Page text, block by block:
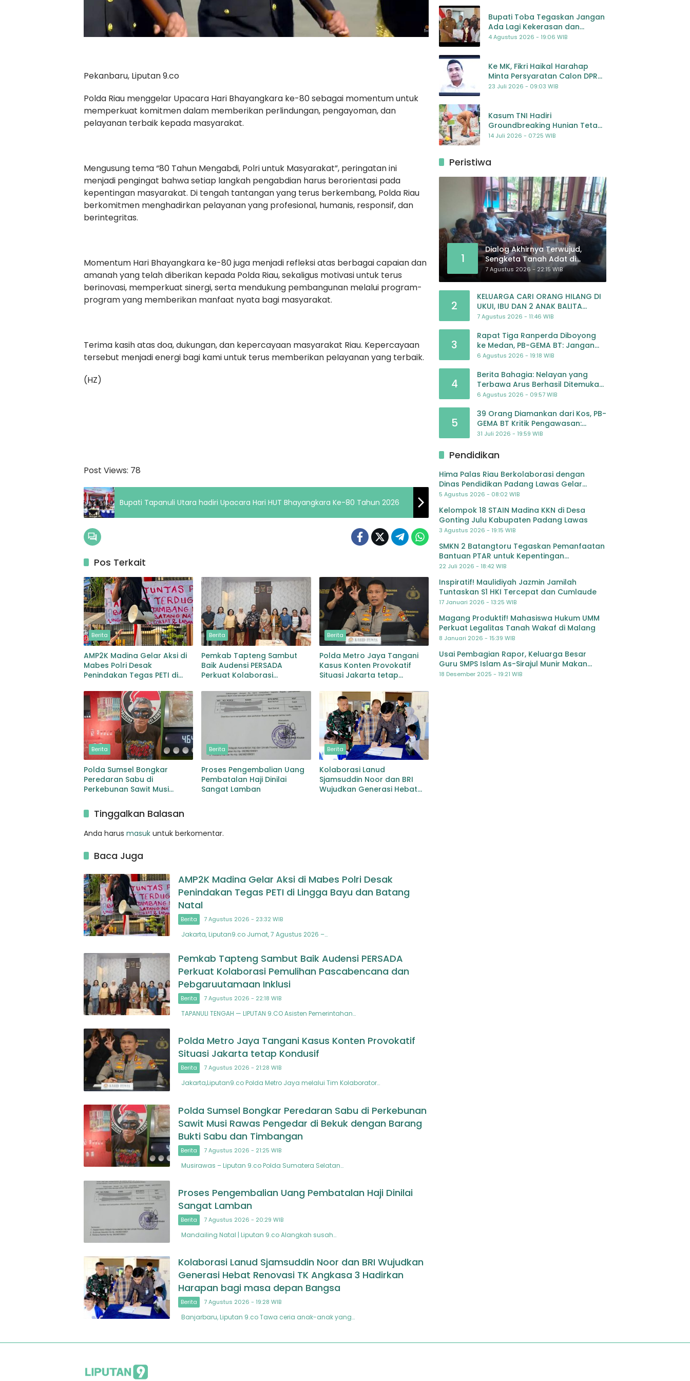
Pekanbaru, Liputan 9.co
Polda Riau menggelar Upacara Hari Bhayangkara ke-80 sebagai momentum untuk
memperkuat komitmen dalam memberikan perlindungan, pengayoman, dan
pelayanan terbaik kepada masyarakat.
Mengusung tema “80 Tahun Mengabdi, Polri untuk Masyarakat”, peringatan ini
menjadi pengingat bahwa setiap langkah pengabdian harus berorientasi pada
kepentingan masyarakat. Di tengah tantangan yang terus berkembang, Polda Riau
berkomitmen menghadirkan pelayanan yang profesional, humanis, responsif, dan
berintegritas.
Momentum Hari Bhayangkara ke-80 juga menjadi refleksi atas berbagai capaian dan
amanah yang telah diberikan kepada Polda Riau, sekaligus motivasi untuk terus
berinovasi, memperkuat sinergi, serta mendukung pembangunan melalui program-
program yang memberikan manfaat nyata bagi masyarakat.
Terima kasih atas doa, dukungan, dan kepercayaan masyarakat Riau. Kepercayaan
tersebut menjadi energi bagi kami untuk terus memberikan pelayanan yang terbaik.
(HZ)
Post Views: 78
Bupati Tapanuli Utara hadiri Upacara Hari HUT Bhayangkara Ke-80 Tahun 2026
Pos Terkait
Berita
AMP2K Madina Gelar Aksi di
Mabes Polri Desak
Penindakan Tegas PETI di
Natal
Berita
Pemkab Tapteng Sambut
Baik Audensi PERSADA
Perkuat Kolaborasi
dan Pebgaruutamaan Inklusi
Berita
Polda Metro Jaya Tangani
Kasus Konten Provokatif
Situasi Jakarta tetap
Berita
Polda Sumsel Bongkar
Peredaran Sabu di
Perkebunan Sawit Musi
dengan Barang Bukti Sabu
dan Timbangan
Berita
Proses Pengembalian Uang
Pembatalan Haji Dinilai
Sangat Lamban
Berita
Kolaborasi Lanud
Sjamsuddin Noor dan BRI
Wujudkan Generasi Hebat
Tinggalkan Balasan
Anda harus masuk untuk berkomentar.
Baca Juga
AMP2K Madina Gelar Aksi di Mabes Polri Desak
Penindakan Tegas PETI di Lingga Bayu dan Batang
Natal
Berita 7 Agustus 2026 - 23:32 WIB
Jakarta, Liputan9.co Jumat, 7 Agustus 2026 –…
Pemkab Tapteng Sambut Baik Audensi PERSADA
Perkuat Kolaborasi Pemulihan Pascabencana dan
Pebgaruutamaan Inklusi
Berita 7 Agustus 2026 - 22:18 WIB
TAPANULI TENGAH — LIPUTAN 9.CO Asisten Pemerintahan…
Polda Metro Jaya Tangani Kasus Konten Provokatif
Situasi Jakarta tetap Kondusif
Berita 7 Agustus 2026 - 21:28 WIB
Jakarta,Liputan9.co Polda Metro Jaya melalui Tim Kolaborator…
Polda Sumsel Bongkar Peredaran Sabu di Perkebunan
Sawit Musi Rawas Pengedar di Bekuk dengan Barang
Bukti Sabu dan Timbangan
Berita 7 Agustus 2026 - 21:25 WIB
Musirawas – Liputan 9.co Polda Sumatera Selatan…
Proses Pengembalian Uang Pembatalan Haji Dinilai
Sangat Lamban
Berita 7 Agustus 2026 - 20:29 WIB
Mandailing Natal | Liputan 9.co Alangkah susah…
Kolaborasi Lanud Sjamsuddin Noor dan BRI Wujudkan
Generasi Hebat Renovasi TK Angkasa 3 Hadirkan
Harapan bagi masa depan Bangsa
Berita 7 Agustus 2026 - 19:28 WIB
Banjarbaru, Liputan 9.co Tawa ceria anak-anak yang…
Bupati Toba Tegaskan Jangan
Ada Lagi Kekerasan dan
Bullying Terhadap Anak,
4 Agustus 2026 - 19:06 WIB
Ke MK, Fikri Haikal Harahap
Minta Persyaratan Calon DPR
Dilengkapi Penilaian
23 Juli 2026 - 09:03 WIB
Kasum TNI Hadiri
Groundbreaking Hunian Tetap
Pascabencana di
14 Juli 2026 - 07:25 WIB
Peristiwa
1
Dialog Akhirnya Terwujud,
Sengketa Tanah Adat di
Lingkar Proyek Strategis
Nasional Memasuki Babak
7 Agustus 2026 - 22:15 WIB
2
KELUARGA CARI ORANG HILANG DI
UKUI, IBU DAN 2 ANAK BALITA
BELUM PULANG SEJAK 20 JULI 2026
7 Agustus 2026 - 11:46 WIB
3
Rapat Tiga Ranperda Diboyong
ke Medan, PB-GEMA BT: Jangan
Jadikan APBD Ladang
6 Agustus 2026 - 19:18 WIB
4
Berita Bahagia: Nelayan yang
Terbawa Arus Berhasil Ditemukan
Dalam Keadaan Selamat
6 Agustus 2026 - 09:57 WIB
5
39 Orang Diamankan dari Kos, PB-
GEMA BT Kritik Pengawasan:
Jangan Tunggu Masyarakat
31 Juli 2026 - 19:59 WIB
Pendidikan
Hima Palas Riau Berkolaborasi dengan
Dinas Pendidikan Padang Lawas Gelar
Pelatihan OSIS SMP se-Kabupaten Padang
5 Agustus 2026 - 08:02 WIB
Kelompok 18 STAIN Madina KKN di Desa
Gonting Julu Kabupaten Padang Lawas
3 Agustus 2026 - 19:15 WIB
SMKN 2 Batangtoru Tegaskan Pemanfaatan
Bantuan PTAR untuk Kepentingan
Pendidikan
22 Juli 2026 - 18:42 WIB
Inspiratif! Maulidiyah Jazmin Jamilah
Tuntaskan S1 HKI Tercepat dan Cumlaude
17 Januari 2026 - 13:25 WIB
Magang Produktif! Mahasiswa Hukum UMM
Perkuat Legalitas Tanah Wakaf di Malang
8 Januari 2026 - 15:39 WIB
Usai Pembagian Rapor, Keluarga Besar
Guru SMPS Islam As-Sirajul Munir Makan
Bersama Sambut Libur Awal Semester
18 Desember 2025 - 19:21 WIB